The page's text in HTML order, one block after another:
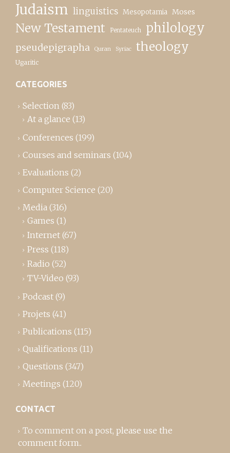
Judaism linguistics Mesopotamia Moses
New Testament Pentateuch philology
pseudepigrapha Quran Syriac theology
Ugaritic
CATEGORIES
Selection (83)
At a glance (13)
Conferences (199)
Courses and seminars (104)
Evaluations (2)
Computer Science (20)
Media (316)
Games (1)
Internet (67)
Press (118)
Radio (52)
TV-Video (93)
Podcast (9)
Projets (41)
Publications (115)
Qualifications (11)
Questions (347)
Meetings (120)
CONTACT
To comment on a post, please use the
comment form..